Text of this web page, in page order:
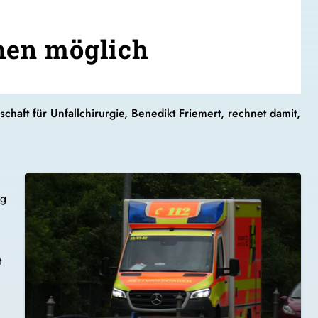
möglich
für Unfallchirurgie, Benedikt Friemert, rechnet damit,